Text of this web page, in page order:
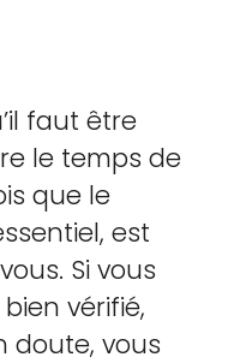
faut être
le temps de
que le
est
Si vous
vérifié,
doute, vous